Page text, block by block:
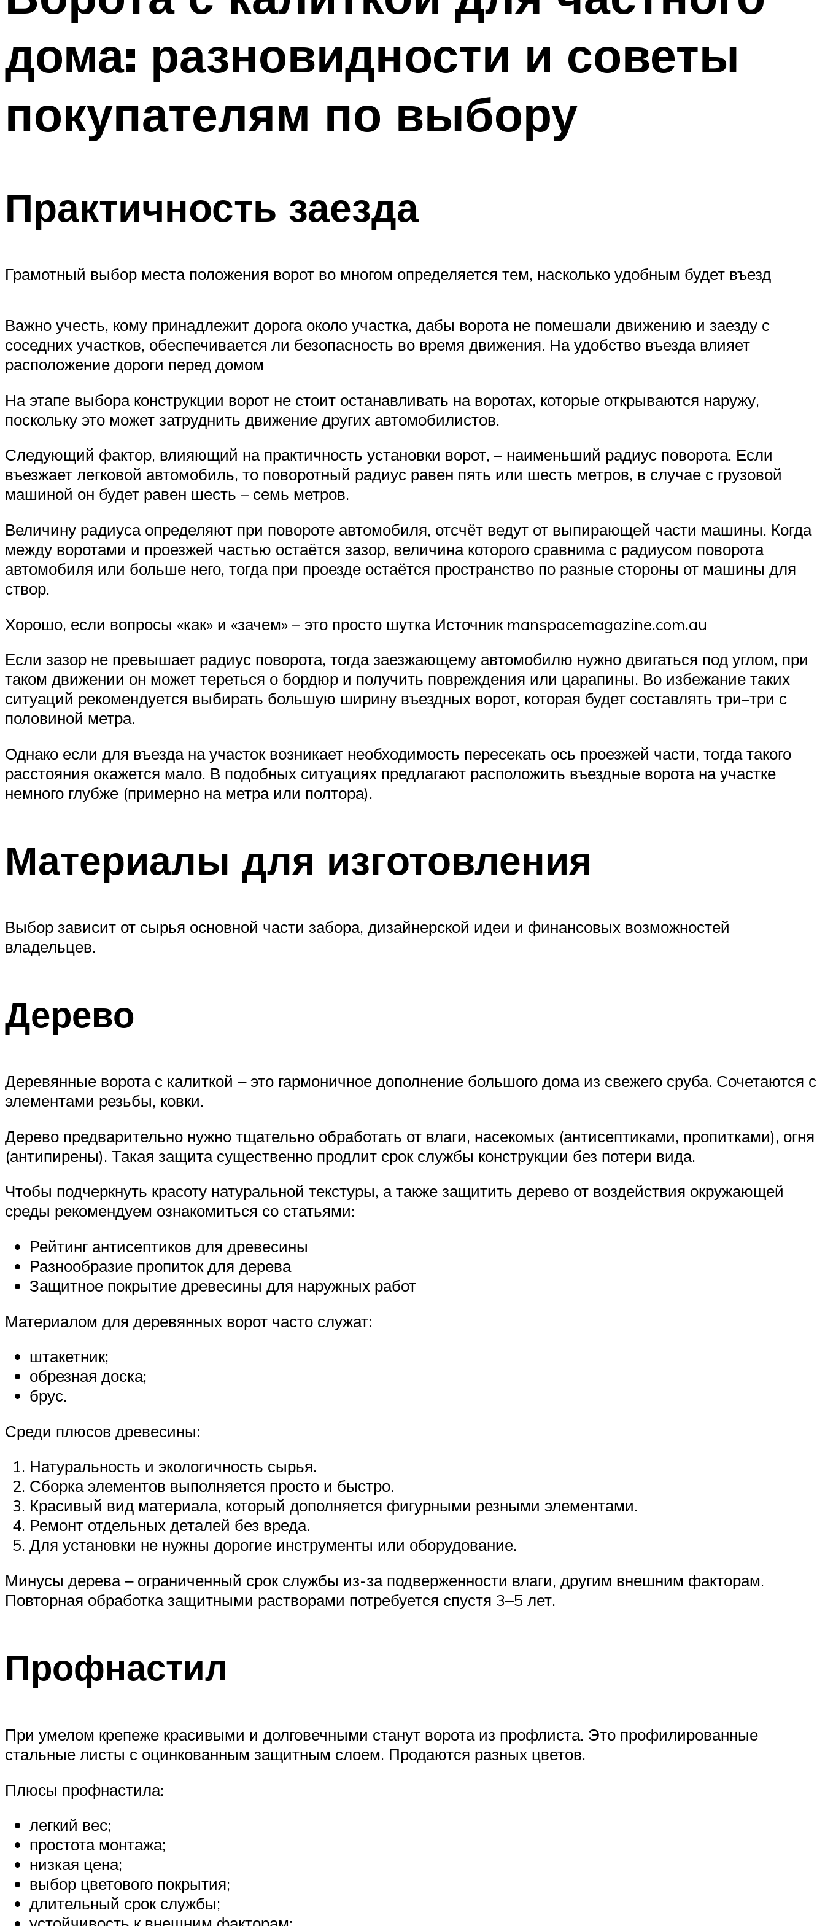
дома: разновидности и советы
покупателям по выбору
Практичность заезда
Грамотный выбор места положения ворот во многом определяется тем, насколько удобным будет въезд
Важно учесть, кому принадлежит дорога около участка, дабы ворота не помешали движению и заезду с
соседних участков, обеспечивается ли безопасность во время движения. На удобство въезда влияет
расположение дороги перед домом
На этапе выбора конструкции ворот не стоит останавливать на воротах, которые открываются наружу,
поскольку это может затруднить движение других автомобилистов.
Следующий фактор, влияющий на практичность установки ворот, – наименьший радиус поворота. Если
въезжает легковой автомобиль, то поворотный радиус равен пять или шесть метров, в случае с грузовой
машиной он будет равен шесть – семь метров.
Величину радиуса определяют при повороте автомобиля, отсчёт ведут от выпирающей части машины. Когда
между воротами и проезжей частью остаётся зазор, величина которого сравнима с радиусом поворота
автомобиля или больше него, тогда при проезде остаётся пространство по разные стороны от машины для
створ.
Хорошо, если вопросы «как» и «зачем» – это просто шутка Источник manspacemagazine.com.au
Если зазор не превышает радиус поворота, тогда заезжающему автомобилю нужно двигаться под углом, при
таком движении он может тереться о бордюр и получить повреждения или царапины. Во избежание таких
ситуаций рекомендуется выбирать большую ширину въездных ворот, которая будет составлять три–три с
половиной метра.
Однако если для въезда на участок возникает необходимость пересекать ось проезжей части, тогда такого
расстояния окажется мало. В подобных ситуациях предлагают расположить въездные ворота на участке
немного глубже (примерно на метра или полтора).
Материалы для изготовления
Выбор зависит от сырья основной части забора, дизайнерской идеи и финансовых возможностей
владельцев.
Дерево
Деревянные ворота с калиткой ‒ это гармоничное дополнение большого дома из свежего сруба. Сочетаются с
элементами резьбы, ковки.
Дерево предварительно нужно тщательно обработать от влаги, насекомых (антисептиками, пропитками), огня
(антипирены). Такая защита существенно продлит срок службы конструкции без потери вида.
Чтобы подчеркнуть красоту натуральной текстуры, а также защитить дерево от воздействия окружающей
среды рекомендуем ознакомиться со статьями:
Рейтинг антисептиков для древесины
Разнообразие пропиток для дерева
Защитное покрытие древесины для наружных работ
Материалом для деревянных ворот часто служат:
штакетник;
обрезная доска;
брус.
Среди плюсов древесины:
Натуральность и экологичность сырья.
Сборка элементов выполняется просто и быстро.
Красивый вид материала, который дополняется фигурными резными элементами.
Ремонт отдельных деталей без вреда.
Для установки не нужны дорогие инструменты или оборудование.
Минусы дерева ‒ ограниченный срок службы из-за подверженности влаги, другим внешним факторам.
Повторная обработка защитными растворами потребуется спустя 3‒5 лет.
Профнастил
При умелом крепеже красивыми и долговечными станут ворота из профлиста. Это профилированные
стальные листы с оцинкованным защитным слоем. Продаются разных цветов.
Плюсы профнастила:
легкий вес;
простота монтажа;
низкая цена;
выбор цветового покрытия;
длительный срок службы;